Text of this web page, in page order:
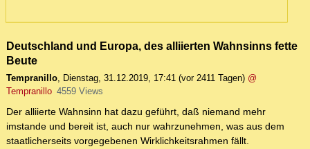
Deutschland und Europa, des alliierten Wahnsinns fette
Beute
Tempranillo Dienstag, 31.12.2019, 17:41 (vor 2411 Tagen) @
Tempranillo 4559 Views
Der alliierte Wahnsinn hat dazu geführt, daß niemand mehr
imstande und bereit ist, auch nur wahrzunehmen, was aus dem
staatlicherseits vorgegebenen Wirklichkeitsrahmen fällt.